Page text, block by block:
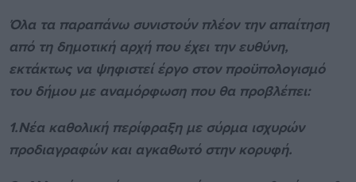
Όλα τα παραπάνω συνιστούν πλέον την απαίτηση
από τη δημοτική αρχή που έχει την ευθύνη,
εκτάκτως να ψηφιστεί έργο στον προϋπολογισμό
του δήμου με αναμόρφωση που θα προβλέπει:
1.Νέα καθολική περίφραξη με σύρμα ισχυρών
προδιαγραφών και αγκαθωτό στην κορυφή.